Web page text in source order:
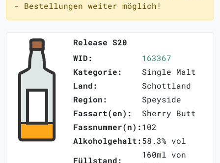
- Bestellungen weiter möglich!
Release S20
WID:
163367
Kategorie:
Single Malt
Land:
Schottland
Region:
Speyside
Fassart(en):
Sherry Butt
Fassnummer(n):102
Alkoholgehalt:58.3% vol
Füllstand:
160ml von